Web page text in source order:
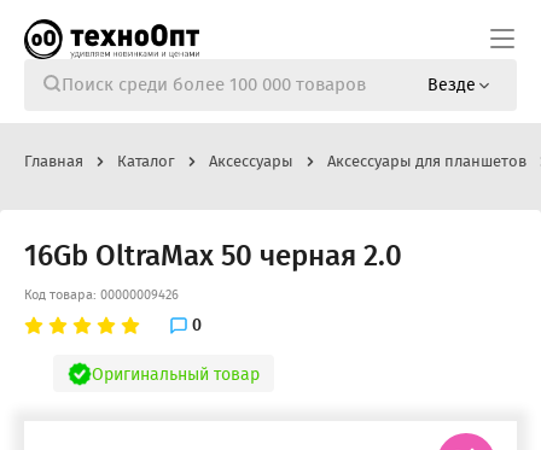
Везде
Главная Каталог Аксессуары Аксессуары для планшетов
16Gb OltraMax 50 черная 2.0
Код товара: 00000009426
0
Оригинальный товар